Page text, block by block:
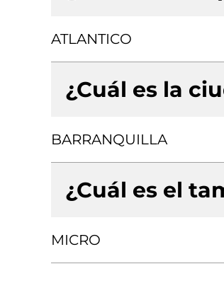
ATLANTICO
¿Cuál es la
BARRANQUILLA
¿Cuál es el
MICRO